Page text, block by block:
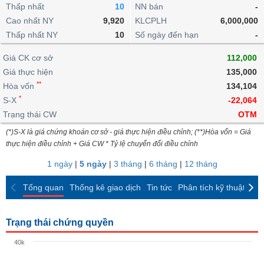
lỗ
dịch
nội
Niên
giám
Tài
liệu
cổ
Định
giá
ngoài
doanh
Top
cổ
phiếu
ngành
giao
dịch
dịch
Chứng
quyền
quan
Thống
giao
dịch
Thống
giao
dịch
Tin
tức
Phân
tích
kỹ
thuật
trực
tuyến
Bộ
lọc
cổ
So
sánh
Báo
cáo
Vĩ
mô
lai
Chứng
quyền
Trái
phiếu
IR
Awards
tạo
Dịch
vụ
Thấp nhất
10
Cao nhất NY
9,920
Thấp nhất NY
10
NN bán
-
KLCPLH
6,000,000
Số ngày đến hạn
-
Giá CK cơ sở
112,000
Giá thực hiện
135,000
Hòa vốn **
134,104
S-X *
-22,064
Trạng thái CW
OTM
(*)S-X là giá chứng khoán cơ sở - giá thực hiện điều chỉnh; (**)Hòa vốn = Giá
thực hiện điều chỉnh + Giá CW * Tỷ lệ chuyển đổi điều chỉnh
1 ngày| 5 ngày| 3 tháng | 6 tháng | 12 tháng
Tổng quan Thống kê giao dịch Tin tức Phân tích kỹ thuật
Trạng thái chứng quyền
40k
BẤT
ĐỘNG
SẢN
TÀI
CHÍNH
HÀNG
KINH